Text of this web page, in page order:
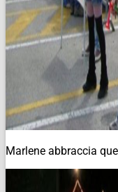
Marlene abbraccia